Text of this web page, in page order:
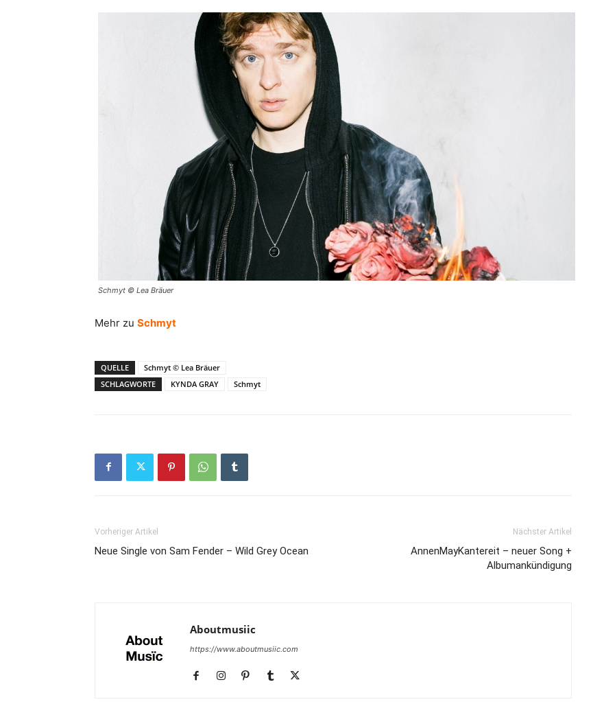
Schmyt © Lea Bräuer
Mehr zu Schmyt
QUELLE
Schmyt © Lea Bräuer
SCHLAGWORTE
KYNDA GRAY Schmyt
Vorheriger Artikel
Neue Single von Sam Fender – Wild Grey Ocean
Nächster Artikel
AnnenMayKantereit – neuer Song +
Albumankündigung
Aboutmusiic
https://www.aboutmusiic.com